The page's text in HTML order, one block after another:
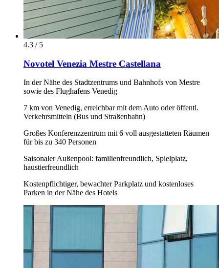
4.3 / 5
Novotel Venezia Mestre Castellana
In der Nähe des Stadtzentrums und Bahnhofs von Mestre
sowie des Flughafens Venedig
7 km von Venedig, erreichbar mit dem Auto oder öffentl.
Verkehrsmitteln (Bus und Straßenbahn)
Großes Konferenzzentrum mit 6 voll ausgestatteten Räumen
für bis zu 340 Personen
Saisonaler Außenpool: familienfreundlich, Spielplatz,
haustierfreundlich
Kostenpflichtiger, bewachter Parkplatz und kostenloses
Parken in der Nähe des Hotels